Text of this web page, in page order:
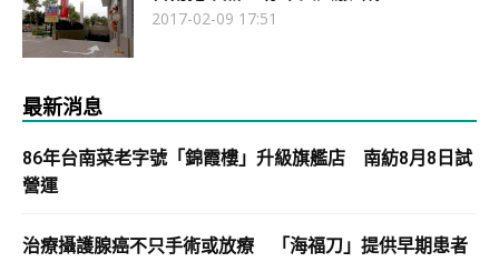
2017-02-09 17:51
最新消息
86年台南菜老字號「錦霞樓」升級旗艦店 南紡8月8日試
營運
治療攝護腺癌不只手術或放療 「海福刀」提供早期患者